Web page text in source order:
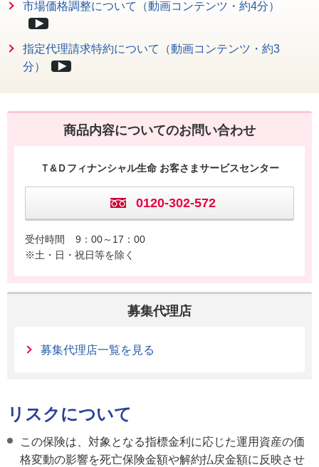
市場価格調整について（動画コンテンツ・約4分）
指定代理請求特約について（動画コンテンツ・約3
分）
商品内容についてのお問い合わせ
Ｔ&Ｄフィナンシャル生命 お客さまサービスセンター
0120-302-572
受付時間
9：00～17：00
※土・日・祝日等を除く
募集代理店
募集代理店一覧を見る
リスクについて
この保険は、対象となる指標金利に応じた運用資産の価
格変動の影響を死亡保険金額や解約払戻金額に反映させ